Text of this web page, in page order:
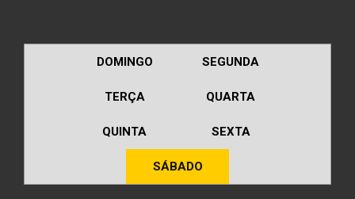
DOMINGO SEGUNDA
TERÇA QUARTA
QUINTA SEXTA
SÁBADO